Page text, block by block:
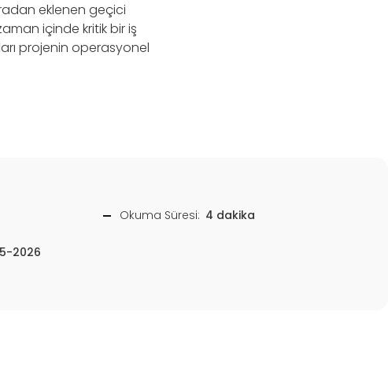
eklenen geçici
içinde kritik bir iş
projenin operasyonel
Okuma Süresi: 4 dakika
2026